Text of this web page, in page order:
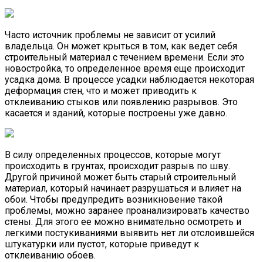
Часто источник проблемы не зависит от усилий
владельца. Он может крыться в том, как ведет себя
строительный материал с течением времени. Если это
новостройка, то определенное время еще происходит
усадка дома. В процессе усадки наблюдается некоторая
деформация стен, что и может приводить к
отклеиванию стыков или появлению разрывов. Это
касается и зданий, которые построены уже давно.
В силу определенных процессов, которые могут
происходить в грунтах, происходит разрыв по шву.
Другой причиной может быть старый строительный
материал, который начинает разрушаться и влияет на
обои. Чтобы предупредить возникновение такой
проблемы, можно заранее проанализировать качество
стены. Для этого ее можно внимательно осмотреть и
легкими постукиваниями выявить нет ли отслоившейся
штукатурки или пустот, которые приведут к
отклеиванию обоев.